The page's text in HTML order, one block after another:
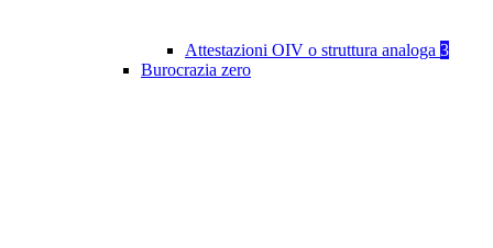
Attestazioni OIV o struttura analoga 3
Burocrazia zero